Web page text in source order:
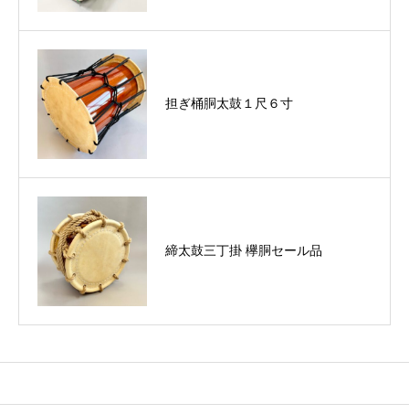
担ぎ桶胴太鼓１尺６寸
締太鼓三丁掛 欅胴セール品